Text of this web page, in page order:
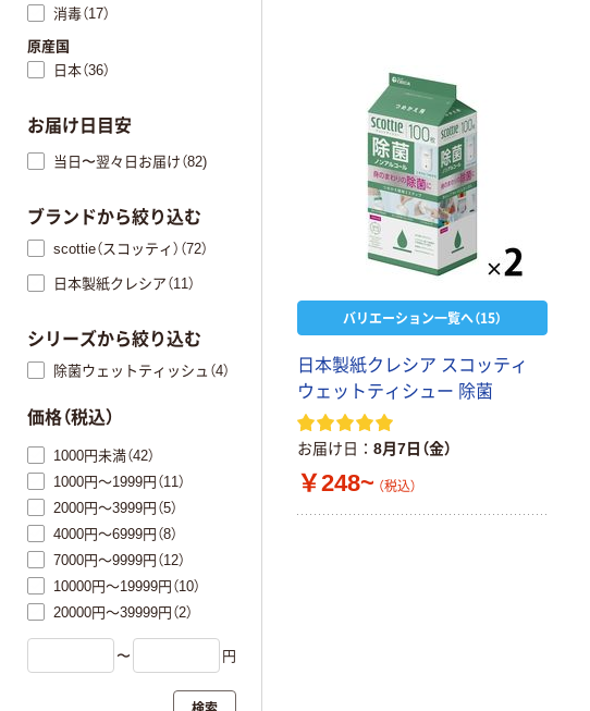
バリエーション一覧へ（15）
日本製紙クレシア スコッティ
ウェットティシュー 除菌
お届け日 8月7日（金）
￥248~ （税込）
消毒（17）
原産国
日本（36）
お届け日目安
当日〜翌々日お届け（82)
ブランドから絞り込む
scottie（スコッティ）（72）
日本製紙クレシア（11）
シリーズから絞り込む
除菌ウェットティッシュ（4）
価格（税込）
1000円未満（42）
1000円～1999円（11）
2000円～3999円（5）
4000円～6999円（8）
7000円～9999円（12）
10000円～19999円（10）
20000円～39999円（2）
〜 円
検索